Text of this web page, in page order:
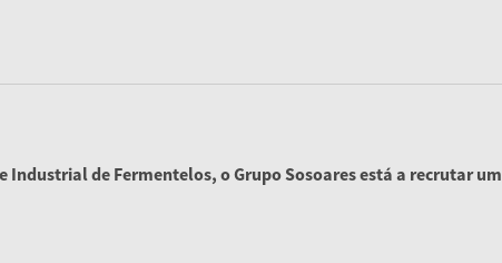
Industrial de Fermentelos, o Grupo Sosoares está a recrutar um